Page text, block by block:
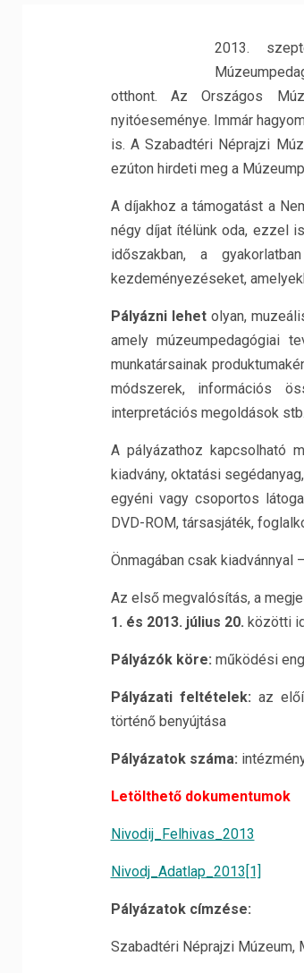
2013.
otthont. Az Országos
nyitóeseménye. Immár
is. A Szabadtéri Néprajzi
ezúton hirdeti meg a
A díjakhoz a támogatást a
négy díjat ítélünk oda, ezzel
időszakban, a
kezdeményezéseket,
Pályázni lehetolyan,
amely múzeumpedagógiai
munkatársainak
módszerek, információs
interpretációs megoldások
A pályázathoz kapcsolható
kiadvány, oktatási
egyéni vagy csoportos
DVD-ROM, társasjáték,
Önmagában csak
Az első megvalósítás, a
1. és 2013. július 20. közötti
Pályázók köre: működési
Pályázati feltételek: az
történő benyújtása
Pályázatok száma:
Letölthető dokumentumok
Nivodij_Felhivas_2013
Nivodj_Adatlap_2013[1]
Pályázatok címzése:
Szabadtéri Néprajzi Múzeum,